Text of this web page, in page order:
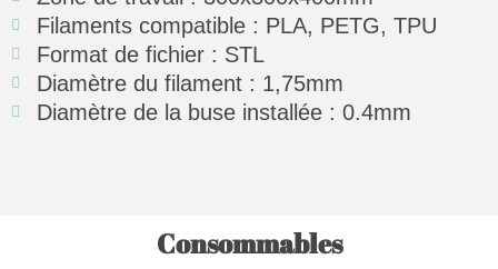
Filaments compatible : PLA, PETG, TPU
Format de fichier : STL
Diamètre du filament : 1,75mm
Diamètre de la buse installée : 0.4mm
Consommables